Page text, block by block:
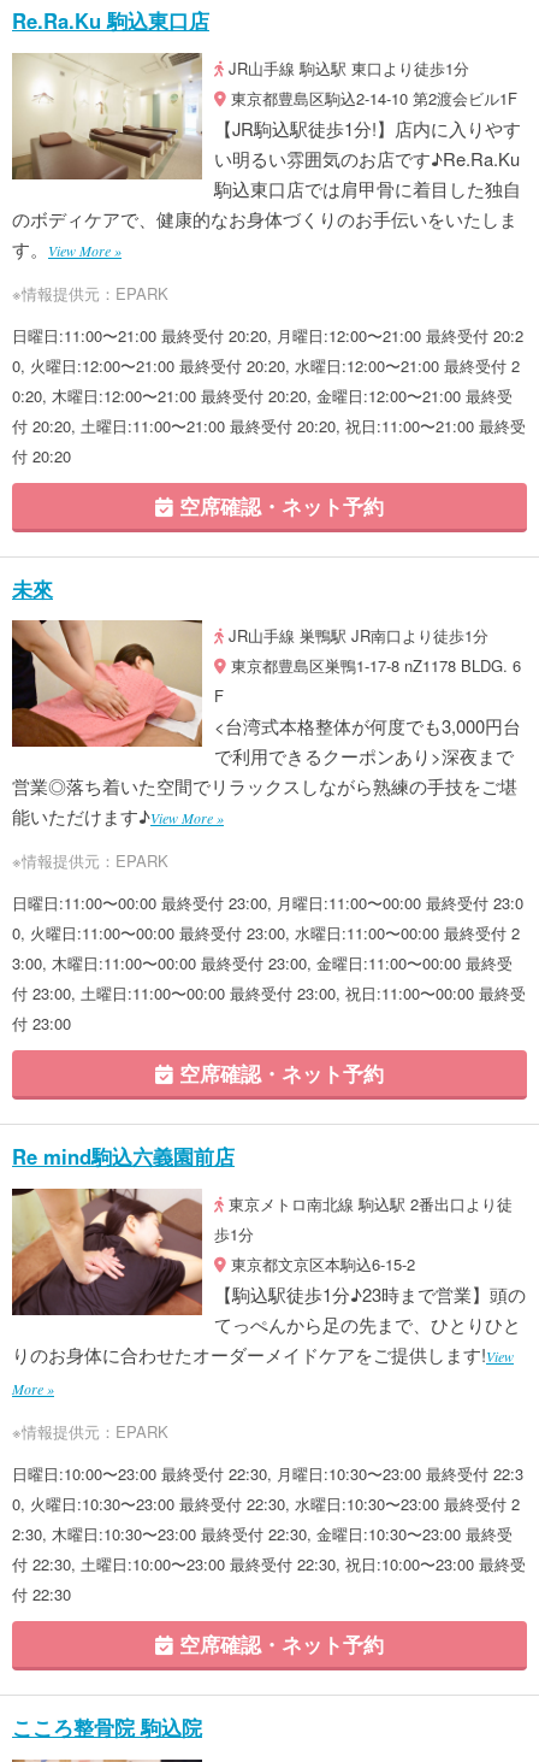
Re.Ra.Ku 駒込東口店
JR山手線 駒込駅 東口より徒歩1分
東京都豊島区駒込2-14-10 第2渡会ビル1F
【JR駒込駅徒歩1分!】店内に入りやす
い明るい雰囲気のお店です♪Re.Ra.Ku
駒込東口店では肩甲骨に着目した独自
のボディケアで、健康的なお身体づくりのお手伝いをいたしま
す。
View More »
※情報提供元：EPARK
日曜日:11:00〜21:00 最終受付 20:20, 月曜日:12:00〜21:00 最終受付 20:2
0, 火曜日:12:00〜21:00 最終受付 20:20, 水曜日:12:00〜21:00 最終受付 2
0:20, 木曜日:12:00〜21:00 最終受付 20:20, 金曜日:12:00〜21:00 最終受
付 20:20, 土曜日:11:00〜21:00 最終受付 20:20, 祝日:11:00〜21:00 最終受
付 20:20
空席確認・ネット予約
未來
JR山手線 巣鴨駅 JR南口より徒歩1分
東京都豊島区巣鴨1-17-8 nZ1178 BLDG. 6
F
<台湾式本格整体が何度でも3,000円台
で利用できるクーポンあり>深夜まで
営業◎落ち着いた空間でリラックスしながら熟練の手技をご堪
能いただけます♪View More »
※情報提供元：EPARK
日曜日:11:00〜00:00 最終受付 23:00, 月曜日:11:00〜00:00 最終受付 23:0
0, 火曜日:11:00〜00:00 最終受付 23:00, 水曜日:11:00〜00:00 最終受付 2
3:00, 木曜日:11:00〜00:00 最終受付 23:00, 金曜日:11:00〜00:00 最終受
付 23:00, 土曜日:11:00〜00:00 最終受付 23:00, 祝日:11:00〜00:00 最終受
付 23:00
空席確認・ネット予約
Re mind駒込六義園前店
東京メトロ南北線 駒込駅 2番出口より徒
歩1分
東京都文京区本駒込6-15-2
【駒込駅徒歩1分♪23時まで営業】頭の
てっぺんから足の先まで、ひとりひと
りのお身体に合わせたオーダーメイドケアをご提供します!View
More »
※情報提供元：EPARK
日曜日:10:00〜23:00 最終受付 22:30, 月曜日:10:30〜23:00 最終受付 22:3
0, 火曜日:10:30〜23:00 最終受付 22:30, 水曜日:10:30〜23:00 最終受付 2
2:30, 木曜日:10:30〜23:00 最終受付 22:30, 金曜日:10:30〜23:00 最終受
付 22:30, 土曜日:10:00〜23:00 最終受付 22:30, 祝日:10:00〜23:00 最終受
付 22:30
空席確認・ネット予約
こころ整骨院 駒込院